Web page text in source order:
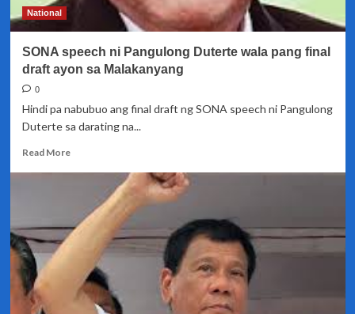
Presidential
Communications
Office
sa
National
SONA speech ni Pangulong Duterte wala pang final
draft ayon sa Malakanyang
0
Hindi pa nabubuo ang final draft ng SONA speech ni Pangulong
Duterte sa darating na...
Read MoreRead
speech
ni
Pangulong
Duterte
wala
pang
final